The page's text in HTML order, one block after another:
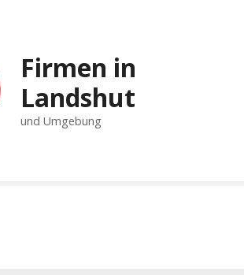
Firmen in
Landshut
und Umgebung